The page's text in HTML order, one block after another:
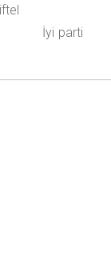
Ali Çiftel